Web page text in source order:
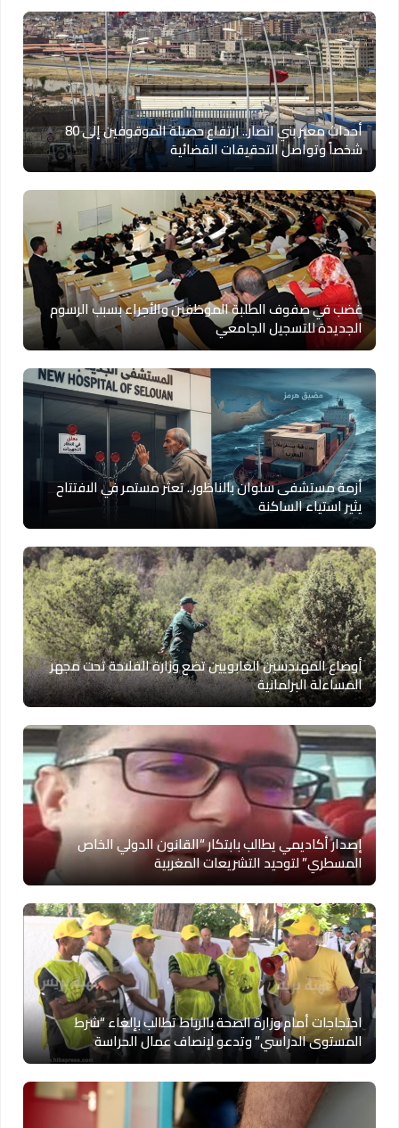
أحداث معبر بني انصار.. ارتفاع حصيلة الموقوفين إلى 80
شخصاً وتواصل التحقيقات القضائية
غضب في صفوف الطلبة الموظفين والأجراء بسبب الرسوم
الجديدة للتسجيل الجامعي
أزمة مستشفى سلوان بالناظور.. تعثر مستمر في الافتتاح
يثير استياء الساكنة
أوضاع المهندسين الغابويين تضع وزارة الفلاحة تحت مجهر
المساءلة البرلمانية
إصدار أكاديمي يطالب بابتكار “القانون الدولي الخاص
المسطري” لتوحيد التشريعات المغربية
احتجاجات أمام وزارة الصحة بالرباط تطالب بإلغاء “شرط
المستوى الدراسي” وتدعو لإنصاف عمال الحراسة